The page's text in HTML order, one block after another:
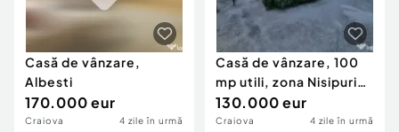
Casă de vânzare,
Albesti
170.000 eur
Craiova 4 zile în urmă
Casă de vânzare, 100
mp utili, zona Nisipuri
Dorobanția
130.000 eur
Craiova 4 zile în urmă